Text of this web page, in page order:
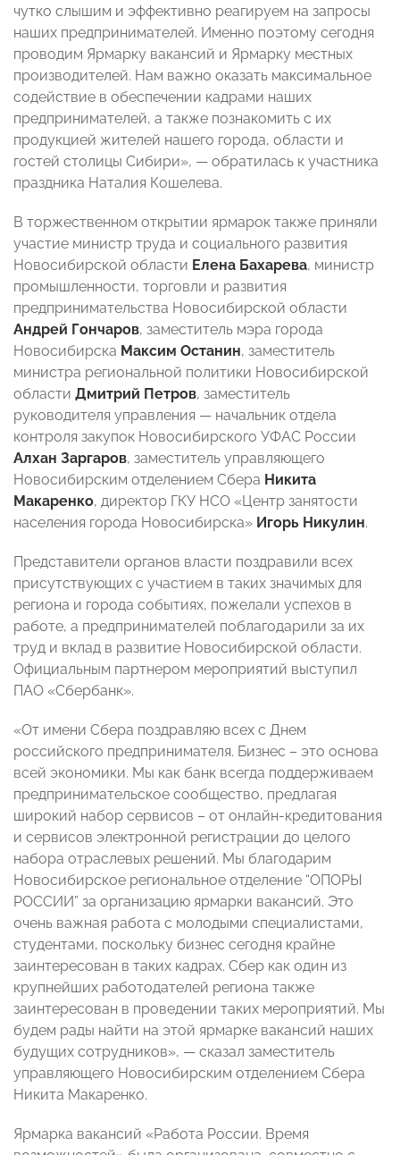
чутко слышим и эффективно реагируем на запросы
наших предпринимателей. Именно поэтому сегодня
проводим Ярмарку вакансий и Ярмарку местных
производителей. Нам важно оказать максимальное
содействие в обеспечении кадрами наших
предпринимателей, а также познакомить с их
продукцией жителей нашего города, области и
гостей столицы Сибири», — обратилась к участника
праздника Наталия Кошелева.
В торжественном открытии ярмарок также приняли
участие министр труда и социального развития
Новосибирской области Елена Бахарева, министр
промышленности, торговли и развития
предпринимательства Новосибирской области
Андрей Гончаров, заместитель мэра города
Новосибирска Максим Останин, заместитель
министра региональной политики Новосибирской
области Дмитрий Петров, заместитель
руководителя управления — начальник отдела
контроля закупок Новосибирского УФАС России
Алхан Заргаров, заместитель управляющего
Новосибирским отделением Сбера Никита
Макаренко, директор ГКУ НСО «Центр занятости
населения города Новосибирска» Игорь Никулин.
Представители органов власти поздравили всех
присутствующих с участием в таких значимых для
региона и города событиях, пожелали успехов в
работе, а предпринимателей поблагодарили за их
труд и вклад в развитие Новосибирской области.
Официальным партнером мероприятий выступил
ПАО «Сбербанк».
«От имени Сбера поздравляю всех с Днем
российского предпринимателя. Бизнес – это основа
всей экономики. Мы как банк всегда поддерживаем
предпринимательское сообщество, предлагая
широкий набор сервисов – от онлайн-кредитования
и сервисов электронной регистрации до целого
набора отраслевых решений. Мы благодарим
Новосибирское региональное отделение “ОПОРЫ
РОССИИ” за организацию ярмарки вакансий. Это
очень важная работа с молодыми специалистами,
студентами, поскольку бизнес сегодня крайне
заинтересован в таких кадрах. Сбер как один из
крупнейших работодателей региона также
заинтересован в проведении таких мероприятий. Мы
будем рады найти на этой ярмарке вакансий наших
будущих сотрудников», — сказал заместитель
управляющего Новосибирским отделением Сбера
Никита Макаренко.
Ярмарка вакансий «Работа России. Время